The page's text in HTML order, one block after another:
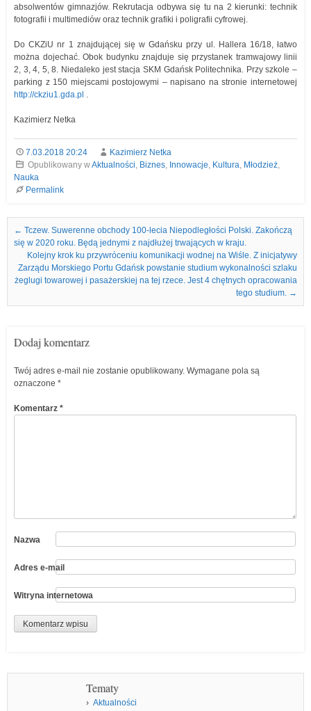
absolwentów gimnazjów. Rekrutacja odbywa się tu na 2 kierunki: technik
fotografii i multimediów oraz technik grafiki i poligrafii cyfrowej.
Do CKZiU nr 1 znajdującej się w Gdańsku przy ul. Hallera 16/18, łatwo
można dojechać. Obok budynku znajduje się przystanek tramwajowy linii
2, 3, 4, 5, 8. Niedaleko jest stacja SKM Gdańsk Politechnika. Przy szkole –
parking z 150 miejscami postojowymi – napisano na stronie internetowej
http://ckziu1.gda.pl .
Kazimierz Netka
7.03.2018 20:24
Kazimierz Netka
Opublikowany wAktualności, Biznes, Innowacje, Kultura, Młodzież,
Nauka
Permalink
Nawigacja we wpisach
← Tczew. Suwerenne obchody 100-lecia Niepodległości Polski. Zakończą
się w 2020 roku. Będą jednymi z najdłużej trwających w kraju.
Kolejny krok ku przywróceniu komunikacji wodnej na Wiśle. Z inicjatywy
Zarządu Morskiego Portu Gdańsk powstanie studium wykonalności szlaku
żeglugi towarowej i pasażerskiej na tej rzece. Jest 4 chętnych opracowania
tego studium. →
Dodaj komentarz
Twój adres e-mail nie zostanie opublikowany. Wymagane pola są
oznaczone *
Komentarz *
Nazwa
Adres e-mail
Witryna internetowa
Tematy
Aktualności